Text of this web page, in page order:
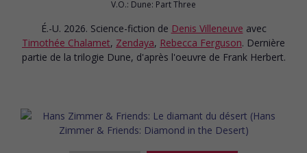
V.O.: Dune: Part Three
É.-U. 2026. Science-fiction de Denis Villeneuve avec
Timothée Chalamet, Zendaya, Rebecca Ferguson. Dernière
partie de la trilogie Dune, d'après l'oeuvre de Frank Herbert.